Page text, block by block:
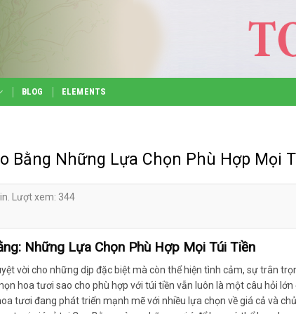
BLOG ELEMENTS
Bằng Những Lựa Chọn Phù Hợp Mọi
Lượt xem: 344
Những Lựa Chọn Phù Hợp Mọi Túi Tiền
vời cho những dịp đặc biệt mà còn thể hiện tình cảm, sự trân
hoa tươi sao cho phù hợp với túi tiền vẫn luôn là một câu hỏi lớn
tươi đang phát triển mạnh mẽ với nhiều lựa chọn về giá cả và